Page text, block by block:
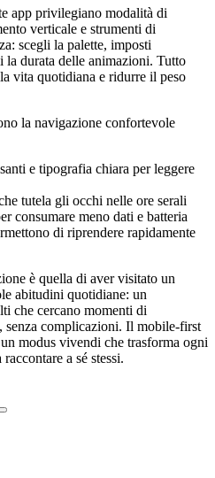
app privilegiano modalità di
verticale e strumenti di
scegli la palette, imposti
la durata delle animazioni. Tutto
vita quotidiana e ridurre il peso
la navigazione confortevole
e tipografia chiara per leggere
tutela gli occhi nelle ore serali
consumare meno dati e batteria
di riprendere rapidamente
è quella di aver visitato un
abitudini quotidiane: un
che cercano momenti di
senza complicazioni. Il mobile-first
modus vivendi che trasforma ogni
a sé stessi.